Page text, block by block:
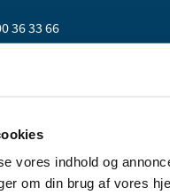
vores indhold og
om din brug af vores
36 33 66